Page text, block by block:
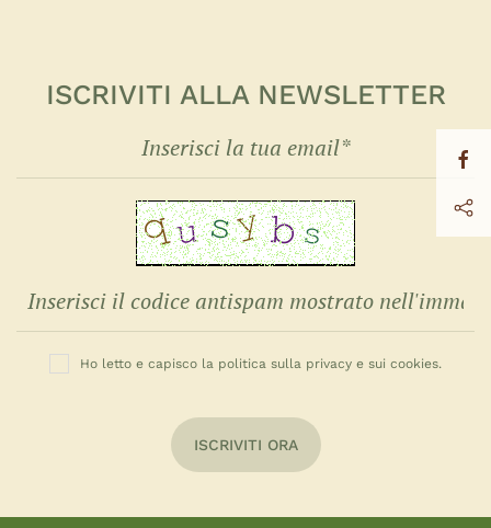
ISCRIVITI ALLA NEWSLETTER
Ho letto e capisco la politica sulla privacy e sui cookies.
ISCRIVITI ORA